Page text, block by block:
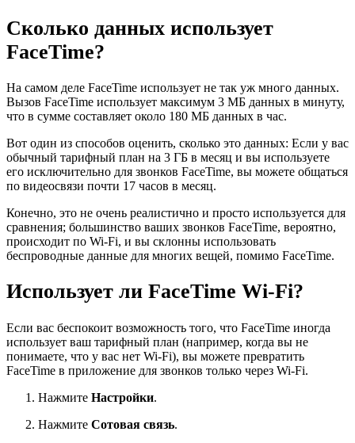
Сколько данных использует
FaceTime?
На самом деле FaceTime использует не так уж много данных.
Вызов FaceTime использует максимум 3 МБ данных в минуту,
что в сумме составляет около 180 МБ данных в час.
Вот один из способов оценить, сколько это данных: Если у вас
обычный тарифный план на 3 ГБ в месяц и вы используете
его исключительно для звонков FaceTime, вы можете общаться
по видеосвязи почти 17 часов в месяц.
Конечно, это не очень реалистично и просто используется для
сравнения; большинство ваших звонков FaceTime, вероятно,
происходит по Wi-Fi, и вы склонны использовать
беспроводные данные для многих вещей, помимо FaceTime.
Использует ли FaceTime Wi-Fi?
Если вас беспокоит возможность того, что FaceTime иногда
использует ваш тарифный план (например, когда вы не
понимаете, что у вас нет Wi-Fi), вы можете превратить
FaceTime в приложение для звонков только через Wi-Fi.
Нажмите Настройки.
Нажмите Сотовая связь.